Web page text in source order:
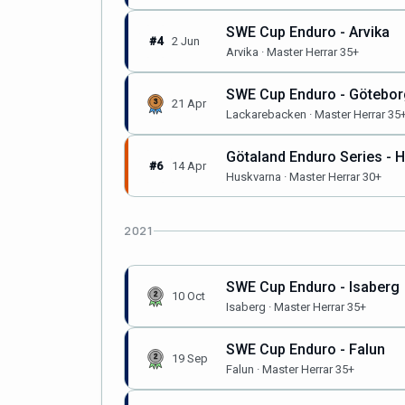
#4 2 Jun
SWE Cup Enduro - Arvika
Arvika · Master Herrar 35+
21 Apr
SWE Cup Enduro -
Lackarebacken · Master Herrar
#6 14 Apr
Götaland Enduro Series -
Huskvarna · Master Herrar 30+
2021
10 Oct
SWE Cup Enduro - Isaberg
Isaberg · Master Herrar 35+
19 Sep
SWE Cup Enduro - Falun
Falun · Master Herrar 35+